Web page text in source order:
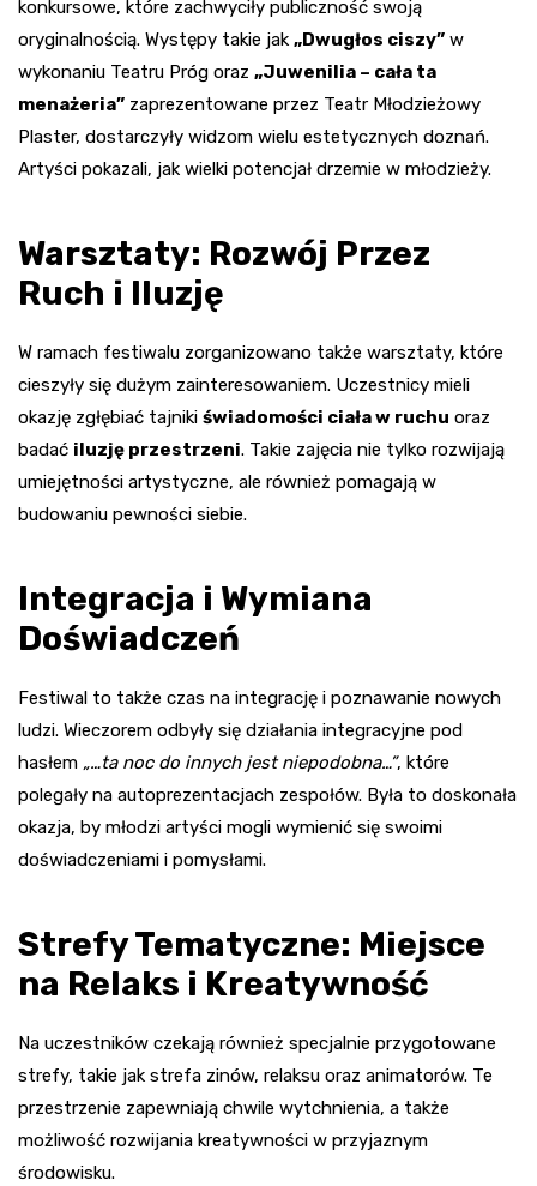
konkursowe, które zachwyciły publiczność swoją
oryginalnością. Występy takie jak „Dwugłos ciszy” w
wykonaniu Teatru Próg oraz „Juwenilia – cała ta
menażeria” zaprezentowane przez Teatr Młodzieżowy
Plaster, dostarczyły widzom wielu estetycznych doznań.
Artyści pokazali, jak wielki potencjał drzemie w młodzieży.
Warsztaty: Rozwój Przez
Ruch i Iluzję
W ramach festiwalu zorganizowano także warsztaty, które
cieszyły się dużym zainteresowaniem. Uczestnicy mieli
okazję zgłębiać tajniki świadomości ciała w ruchu oraz
badać iluzję przestrzeni. Takie zajęcia nie tylko rozwijają
umiejętności artystyczne, ale również pomagają w
budowaniu pewności siebie.
Integracja i Wymiana
Doświadczeń
Festiwal to także czas na integrację i poznawanie nowych
ludzi. Wieczorem odbyły się działania integracyjne pod
hasłem „…ta noc do innych jest niepodobna…”, które
polegały na autoprezentacjach zespołów. Była to doskonała
okazja, by młodzi artyści mogli wymienić się swoimi
doświadczeniami i pomysłami.
Strefy Tematyczne: Miejsce
na Relaks i Kreatywność
Na uczestników czekają również specjalnie przygotowane
strefy, takie jak strefa zinów, relaksu oraz animatorów. Te
przestrzenie zapewniają chwile wytchnienia, a także
możliwość rozwijania kreatywności w przyjaznym
środowisku.